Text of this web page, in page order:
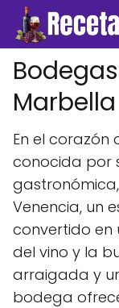
Marbella
En el corazón
conocida por
Venencia, un
convertido en
del vino y la
arraigada y
bodega